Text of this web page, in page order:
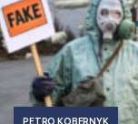
PETRO KOBERNYK